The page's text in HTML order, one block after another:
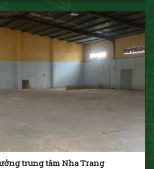
trung tâm Nha Trang